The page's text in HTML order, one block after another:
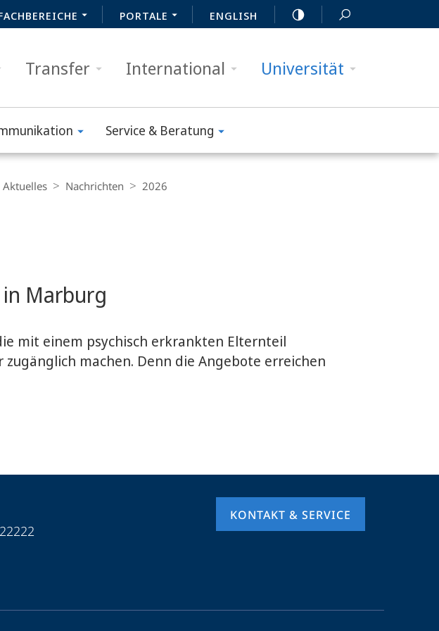
PORTALE ENGLISH
Transfer International Universität
Service & Beratung
Aktuelles Nachrichten
2026
Marburg
mit einem psychisch erkrankten Elternteil
machen. Denn die Angebote erreichen
KONTAKT & SERVICE